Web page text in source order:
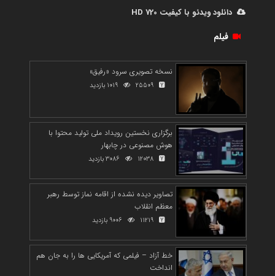
دانلود ویدئو با کیفیت 720 HD
فیلم
نسخه تصویری سرود «رفیق»
25509 1019 بازدید
برگزاری نخستین رویداد ملی تولید محتوا با
هوش مصنوعی در چابهار
12038
تصاویر دیده نشده از اقامه نماز توسط رهبر
معظم انقلاب
11219
خط آزاد – فیلمی که آمریکایی ها را به جان هم
انداخت